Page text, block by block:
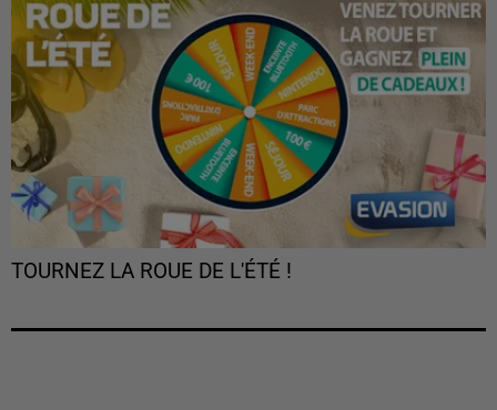
TOURNEZ LA ROUE DE L'ÉTÉ !